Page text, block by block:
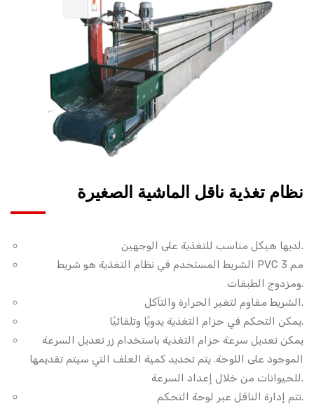
نظام تغذية ناقل الماشية الصغيرة
لديها هيكل مناسب للتغذية على الوجهين.
الشريط المستخدم في نظام التغذية هو شريط PVC 3 مم
ومزدوج الطبقات.
الشريط مقاوم لتغير الحرارة والتآكل.
يمكن التحكم في حزام التغذية يدويًا وتلقائيًا.
يمكن تعديل سرعة حزام التغذية باستخدام زر تعديل السرعة
الموجود على اللوحة. يتم تحديد كمية العلف التي سيتم تقديمها
للحيوانات من خلال إعداد السرعة.
تتم إدارة الناقل عبر لوحة التحكم.